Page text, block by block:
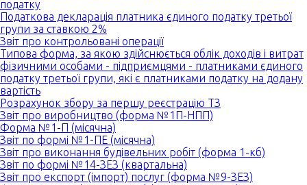
податку
Податкова декларація платника єдиного податку третьої
групи за ставкою 2%
Звіт про контрольовані операції
Типова форма, за якою здійснюється облік доходів і витрат
фізичними особами - підприємцями - платниками єдиного
податку третьої групи, які є платниками податку на додану
вартість
Розрахунок збору за першу реєстрацію ТЗ
Звіт про виробництво (форма №1П-НПП)
Форма №1-П (місячна)
Звіт по формі №1-ПЕ (місячна)
Звіт про виконання будівельних робіт (форма 1-кб)
Звіт по формі №14-ЗЕЗ (квартальна)
Звіт про експорт (імпорт) послуг (форма №9-ЗЕЗ)